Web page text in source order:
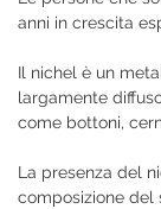
anni in crescita
Il nichel è un
largamente
come bottoni,
La presenza del
composizione del